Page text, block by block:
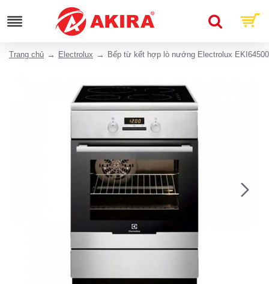
Trang chủ Electrolux Bếp từ kết hợp lò nướng Electrolux